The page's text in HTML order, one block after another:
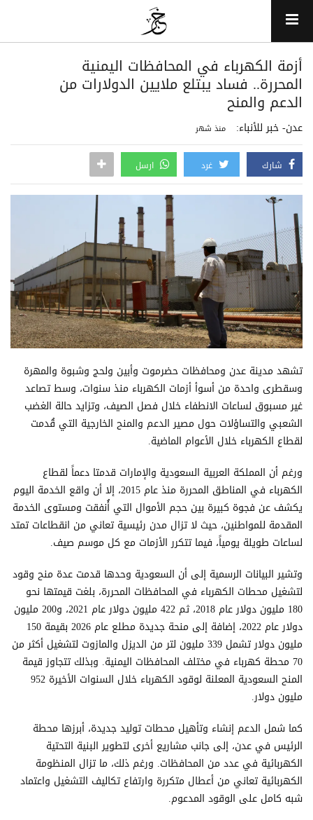
أزمة الكهرباء في المحافظات اليمنية
المحررة.. فساد يبتلع ملايين الدولارات من
الدعم والمنح
عدن- خبر للأنباء: منذ شهر
شارك غرد ارسل
تشهد مدينة عدن ومحافظات حضرموت وأبين ولحج وشبوة والمهرة
وسقطرى واحدة من أسوأ أزمات الكهرباء منذ سنوات، وسط تصاعد
غير مسبوق لساعات الانطفاء خلال فصل الصيف، وتزايد حالة الغضب
الشعبي والتساؤلات حول مصير الدعم والمنح الخارجية التي قُدمت
لقطاع الكهرباء خلال الأعوام الماضية.
ورغم أن المملكة العربية السعودية والإمارات قدمتا دعماً لقطاع
الكهرباء في المناطق المحررة منذ عام 2015، إلا أن واقع الخدمة اليوم
يكشف عن فجوة كبيرة بين حجم الأموال التي أُنفقت ومستوى الخدمة
المقدمة للمواطنين، حيث لا تزال مدن رئيسية تعاني من انقطاعات تمتد
لساعات طويلة يومياً، فيما تتكرر الأزمات مع كل موسم صيف.
وتشير البيانات الرسمية إلى أن السعودية وحدها قدمت عدة منح وقود
لتشغيل محطات الكهرباء في المحافظات المحررة، بلغت قيمتها نحو
180 مليون دولار عام 2018، ثم 422 مليون دولار عام 2021، و200 مليون
دولار عام 2022، إضافة إلى منحة جديدة مطلع عام 2026 بقيمة 150
مليون دولار تشمل 339 مليون لتر من الديزل والمازوت لتشغيل أكثر من
70 محطة كهرباء في مختلف المحافظات اليمنية. وبذلك تتجاوز قيمة
المنح السعودية المعلنة لوقود الكهرباء خلال السنوات الأخيرة 952
مليون دولار.
كما شمل الدعم إنشاء وتأهيل محطات توليد جديدة، أبرزها محطة
الرئيس في عدن، إلى جانب مشاريع أخرى لتطوير البنية التحتية
الكهربائية في عدد من المحافظات. ورغم ذلك، ما تزال المنظومة
الكهربائية تعاني من أعطال متكررة وارتفاع تكاليف التشغيل واعتماد
شبه كامل على الوقود المدعوم.